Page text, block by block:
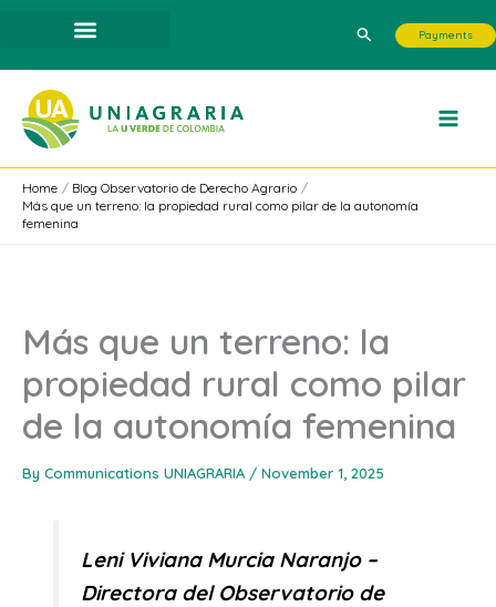
content
Search Payments
Home
Blog Observatorio de Derecho Agrario
Más que un terreno: la propiedad rural como pilar de la autonomía
femenina
Más que un terreno: la
propiedad rural como pilar
de la autonomía femenina
By Communications UNIAGRARIA / November 1, 2025
Leni Viviana Murcia Naranjo –
Directora del Observatorio de